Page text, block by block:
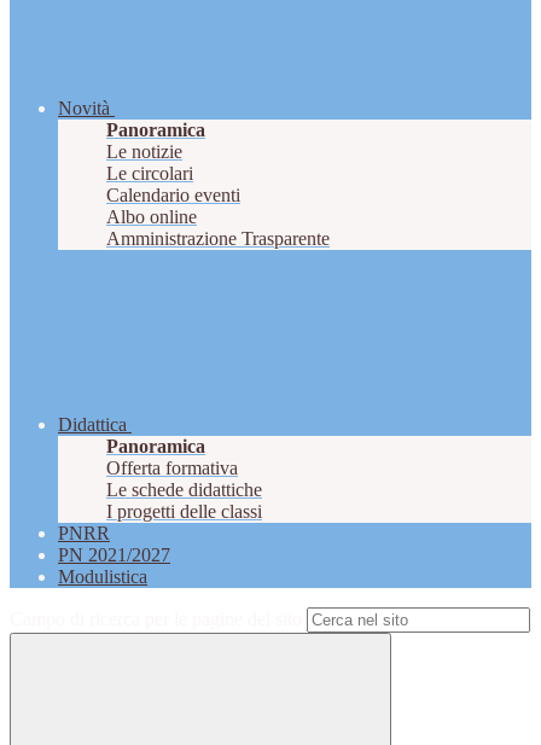
Novità
Panoramica
Le notizie
Le circolari
Calendario eventi
Albo online
Amministrazione Trasparente
Didattica
Panoramica
Offerta formativa
Le schede didattiche
I progetti delle classi
PNRR
PN 2021/2027
Modulistica